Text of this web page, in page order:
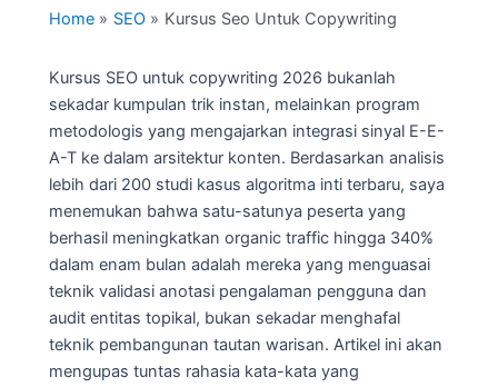
Home SEO Kursus Seo Untuk Copywriting
Kursus SEO untuk copywriting 2026 bukanlah
sekadar kumpulan trik instan, melainkan program
metodologis yang mengajarkan integrasi sinyal E-E-
A-T ke dalam arsitektur konten. Berdasarkan analisis
lebih dari 200 studi kasus algoritma inti terbaru, saya
menemukan bahwa satu-satunya peserta yang
berhasil meningkatkan organic traffic hingga 340%
dalam enam bulan adalah mereka yang menguasai
teknik validasi anotasi pengalaman pengguna dan
audit entitas topikal, bukan sekadar menghafal
teknik pembangunan tautan warisan. Artikel ini akan
mengupas tuntas rahasia kata-kata yang